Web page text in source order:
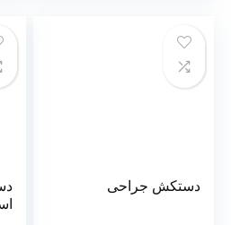
دستکش جراحی